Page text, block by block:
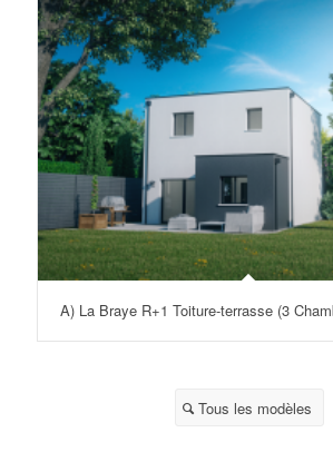
A) La Braye R+1 Toiture-terrasse (3
Tous les modèles